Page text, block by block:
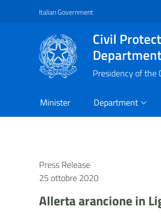
Vai al contenuto principale
Raggiungi il piè di pagina
Italian Government
Civil
Presidency of the
Minister Department
Press Release
25 ottobre 2020
Allerta arancione in